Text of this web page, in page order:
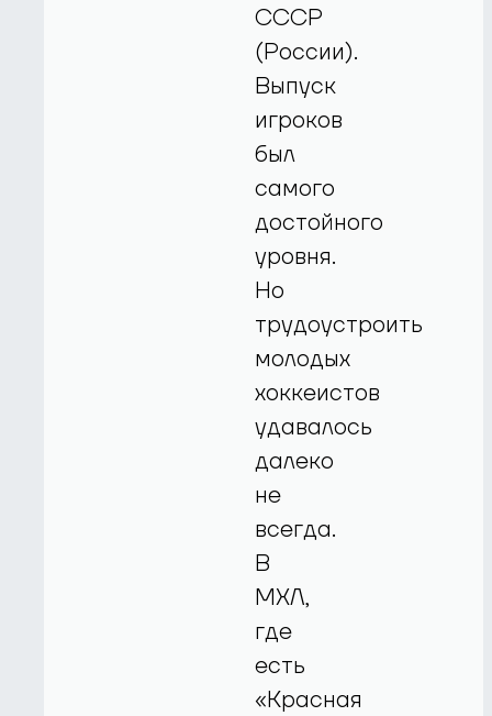
СССР
(России).
Выпуск
игроков
был
самого
достойного
уровня.
Но
трудоустроить
молодых
хоккеистов
удавалось
далеко
не
всегда.
В
МХЛ,
где
есть
«Красная